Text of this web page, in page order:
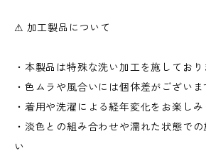
⚠ 加工製品について
・本製品は特殊な洗い加工を施しており
・色ムラや風合いには個体差がございま
・着用や洗濯による経年変化をお楽し
・淡色との組み合わせや濡れた状態で
い